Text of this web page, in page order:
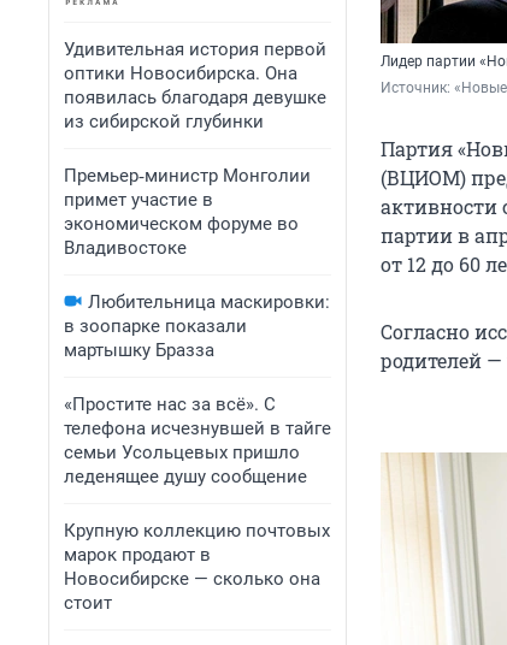
Удивительная история первой
оптики Новосибирска. Она
появилась благодаря девушке
из сибирской глубинки
Премьер‑министр Монголии
примет участие в
экономическом форуме во
Владивостоке
Любительница маскировки:
в зоопарке показали
мартышку Бразза
«Простите нас за всё». С
телефона исчезнувшей в тайге
семьи Усольцевых пришло
леденящее душу сообщение
Крупную коллекцию почтовых
марок продают в
Новосибирске — сколько она
стоит
Лидер партии
Источник:
Партия
(ВЦИОМ)
активности
партии в
от 12 до 60
Согласно
родителей